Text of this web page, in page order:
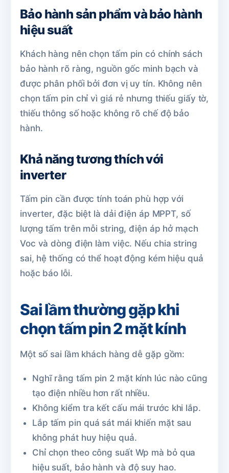
Bảo hành sản phẩm và bảo hành
hiệu suất
Khách hàng nên chọn tấm pin có chính sách
bảo hành rõ ràng, nguồn gốc minh bạch và
được phân phối bởi đơn vị uy tín. Không nên
chọn tấm pin chỉ vì giá rẻ nhưng thiếu giấy tờ,
thiếu thông số hoặc không rõ chế độ bảo
hành.
Khả năng tương thích với
inverter
Tấm pin cần được tính toán phù hợp với
inverter, đặc biệt là dải điện áp MPPT, số
lượng tấm trên mỗi string, điện áp hở mạch
Voc và dòng điện làm việc. Nếu chia string
sai, hệ thống có thể hoạt động kém hiệu quả
hoặc báo lỗi.
Sai lầm thường gặp khi
chọn tấm pin 2 mặt kính
Một số sai lầm khách hàng dễ gặp gồm:
Nghĩ rằng tấm pin 2 mặt kính lúc nào cũng
tạo điện nhiều hơn rất nhiều.
Không kiểm tra kết cấu mái trước khi lắp.
Lắp tấm pin quá sát mái khiến mặt sau
không phát huy hiệu quả.
Chỉ chọn theo công suất Wp mà bỏ qua
hiệu suất, bảo hành và độ suy hao.